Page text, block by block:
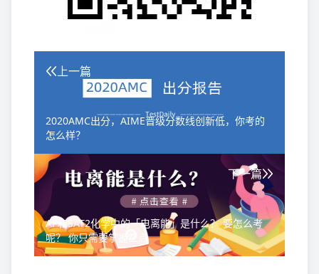
上一篇
2020AMC出分，AIME晋级分数线创新低，你考的
怎么样？
下一篇
AP和SAT2化学中的「电离能」是什么？ 要怎么考
呢？ 你只需要掌握三点